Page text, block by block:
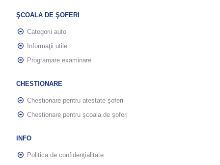
ŞCOALA DE ŞOFERI
Categorii auto
Informaţii utile
Programare examinare
CHESTIONARE
Chestionare pentru atestate şoferi
Chestionare pentru şcoala de şoferi
INFO
Politica de confidenţialitate